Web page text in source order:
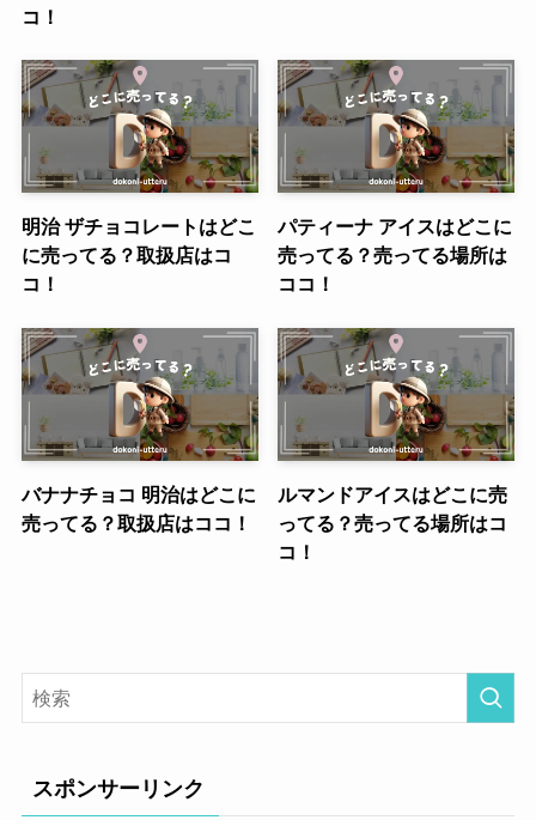
コ！
明治 ザチョコレートはどこ
に売ってる？取扱店はコ
コ！
パティーナ アイスはどこに
売ってる？売ってる場所は
ココ！
バナナチョコ 明治はどこに
売ってる？取扱店はココ！
ルマンドアイスはどこに売
ってる？売ってる場所はコ
コ！
スポンサーリンク